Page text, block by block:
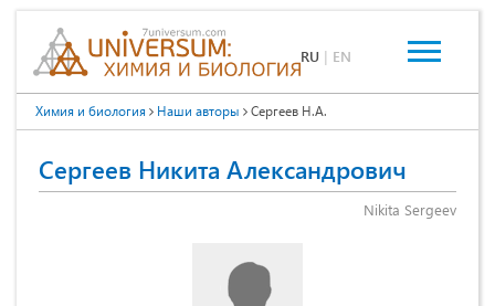
RU | EN
Химия и биология Наши авторы Сергеев Н.А.
Сергеев Никита Александрович
Nikita Sergeev